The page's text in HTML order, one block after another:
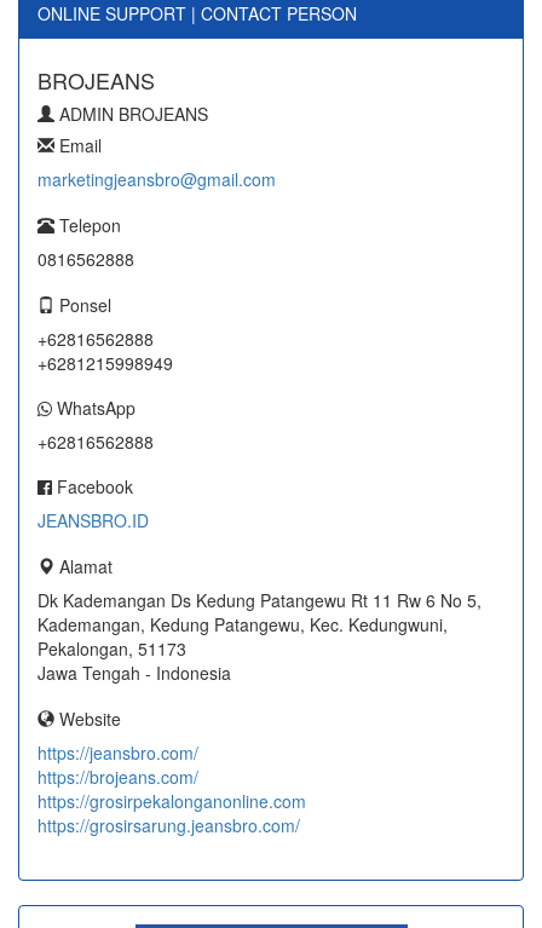
ONLINE SUPPORT | CONTACT PERSON
BROJEANS
ADMIN BROJEANS
Email
marketingjeansbro@gmail.com
Telepon
0816562888
Ponsel
+62816562888
+6281215998949
WhatsApp
+62816562888
Facebook
JEANSBRO.ID
Alamat
Dk Kademangan Ds Kedung Patangewu Rt 11 Rw 6 No 5,
Kademangan, Kedung Patangewu, Kec. Kedungwuni,
Pekalongan, 51173
Jawa Tengah - Indonesia
Website
https://jeansbro.com/
https://brojeans.com/
https://grosirpekalonganonline.com
https://grosirsarung.jeansbro.com/